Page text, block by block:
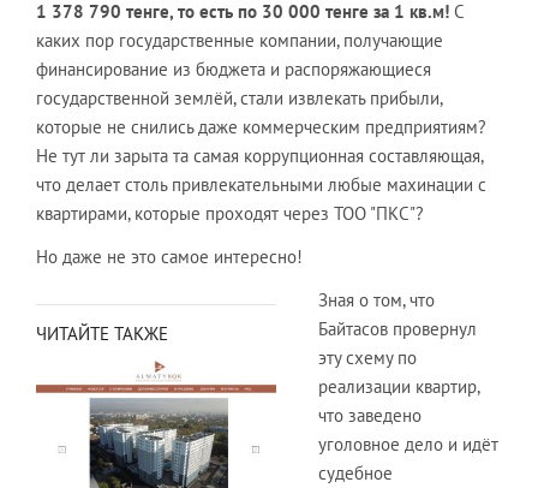
1 378 790 тенге, то есть по 30 000 тенге за 1 кв.м! С
каких пор государственные компании, получающие
финансирование из бюджета и распоряжающиеся
государственной землёй, стали извлекать прибыли,
которые не снились даже коммерческим предприятиям?
Не тут ли зарыта та самая коррупционная составляющая,
что делает столь привлекательными любые махинации с
квартирами, которые проходят через ТОО "ПКС"?
Но даже не это самое интересно!
ЧИТАЙТЕ ТАКЖЕ
Зная о том, что
Байтасов провернул
эту схему по
реализации квартир,
что заведено
уголовное дело и идёт
судебное